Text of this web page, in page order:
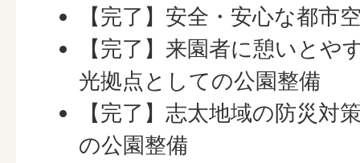
【完了】安全・安心な都市
【完了】来園者に憩いとや
光拠点としての公園整備
【完了】志太地域の防災対
の公園整備